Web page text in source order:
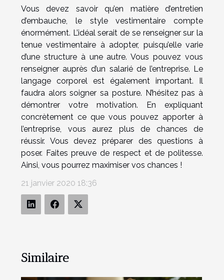
Vous devez savoir qu’en matière d’entretien
d’embauche, le style vestimentaire compte
énormément. L’idéal serait de se renseigner sur la
tenue vestimentaire à adopter, puisqu’elle varie
d’une structure à une autre. Vous pouvez vous
renseigner auprès d’un salarié de l’entreprise. Le
langage corporel est également important. Il
faudra alors soigner sa posture. N’hésitez pas à
démontrer votre motivation. En expliquant
concrètement ce que vous pouvez apporter à
l’entreprise, vous aurez plus de chances de
réussir. Vous devez préparer des questions à
poser. Faites preuve de respect et de politesse.
Ainsi, vous pourrez maximiser vos chances !
21 janvier 2020 18:36
Similaire